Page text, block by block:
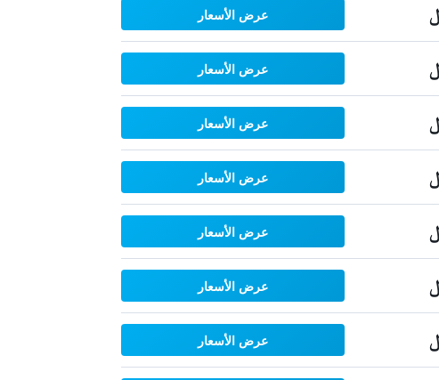
عرض الأسعار
عرض الأسعار
عرض الأسعار
عرض الأسعار
عرض الأسعار
عرض الأسعار
عرض الأسعار